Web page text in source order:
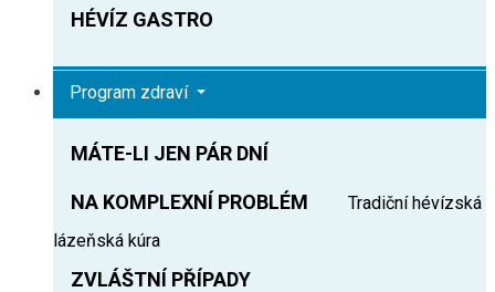
HÉVÍZ GASTRO
Program zdraví
MÁTE-LI JEN PÁR DNÍ
NA KOMPLEXNÍ PROBLÉM
Tradiční hévízská
lázeňská kúra
ZVLÁŠTNÍ PŘÍPADY